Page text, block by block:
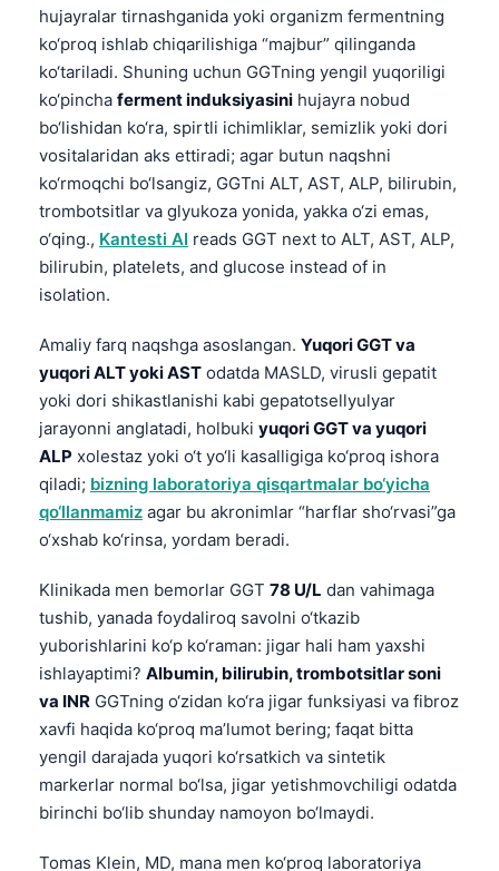
hujayralar tirnashganida yoki organizm fermentning
ko‘proq ishlab chiqarilishiga “majbur” qilinganda
ko‘tariladi. Shuning uchun GGTning yengil yuqoriligi
ko‘pincha ferment induksiyasini hujayra nobud
bo‘lishidan ko‘ra, spirtli ichimliklar, semizlik yoki dori
vositalaridan aks ettiradi; agar butun naqshni
ko‘rmoqchi bo‘lsangiz, GGTni ALT, AST, ALP, bilirubin,
trombotsitlar va glyukoza yonida, yakka o‘zi emas,
o‘qing., Kantesti AI reads GGT next to ALT, AST, ALP,
bilirubin, platelets, and glucose instead of in
isolation.
Amaliy farq naqshga asoslangan. Yuqori GGT va
yuqori ALT yoki AST odatda MASLD, virusli gepatit
yoki dori shikastlanishi kabi gepatotsellyulyar
jarayonni anglatadi, holbuki yuqori GGT va yuqori
ALP xolestaz yoki o‘t yo‘li kasalligiga ko‘proq ishora
qiladi; bizning laboratoriya qisqartmalar bo‘yicha
qo‘llanmamiz agar bu akronimlar “harflar sho‘rvasi”ga
o‘xshab ko‘rinsa, yordam beradi.
Klinikada men bemorlar GGT 78 U/L dan vahimaga
tushib, yanada foydaliroq savolni o‘tkazib
yuborishlarini ko‘p ko‘raman: jigar hali ham yaxshi
ishlayaptimi? Albumin, bilirubin, trombotsitlar soni
va INR GGTning o‘zidan ko‘ra jigar funksiyasi va fibroz
xavfi haqida ko‘proq ma’lumot bering; faqat bitta
yengil darajada yuqori ko‘rsatkich va sintetik
markerlar normal bo‘lsa, jigar yetishmovchiligi odatda
birinchi bo‘lib shunday namoyon bo‘lmaydi.
Tomas Klein, MD, mana men ko‘proq laboratoriya